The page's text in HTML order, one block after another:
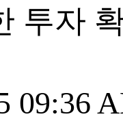
투자
09:36